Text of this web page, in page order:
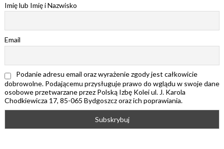
Imię lub Imię i Nazwisko
Email
Podanie adresu email oraz wyrażenie zgody jest całkowicie
dobrowolne. Podającemu przysługuje prawo do wglądu w swoje dane
osobowe przetwarzane przez Polską Izbę Kolei ul. J. Karola
Chodkiewicza 17, 85-065 Bydgoszcz oraz ich poprawiania.